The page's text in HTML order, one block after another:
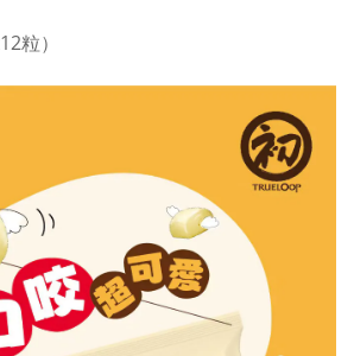
粒）